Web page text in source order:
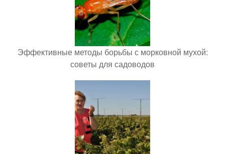
Эффективные методы борьбы с морковной мухой:
советы для садоводов